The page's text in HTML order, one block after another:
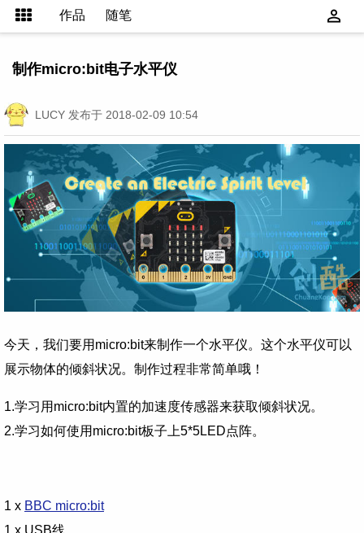
作品 随笔
制作micro:bit电子水平仪
LUCY 发布于 2018-02-09 10:54
今天，我们要用micro:bit来制作一个水平仪。这个水平仪可以
展示物体的倾斜状况。制作过程非常简单哦！
1.学习用micro:bit内置的加速度传感器来获取倾斜状况。
2.学习如何使用micro:bit板子上5*5LED点阵。
1 x BBC micro:bit
1 x USB线